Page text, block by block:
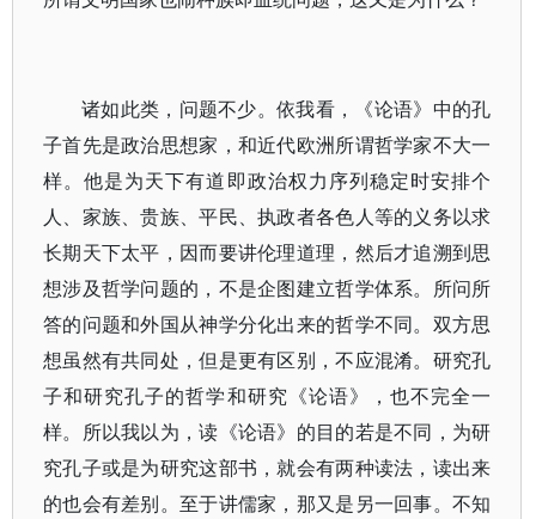
诸如此类，问题不少。依我看，《论语》中的孔
子首先是政治思想家，和近代欧洲所谓哲学家不大一
样。他是为天下有道即政治权力序列稳定时安排个
人、家族、贵族、平民、执政者各色人等的义务以求
长期天下太平，因而要讲伦理道理，然后才追溯到思
想涉及哲学问题的，不是企图建立哲学体系。所问所
答的问题和外国从神学分化出来的哲学不同。双方思
想虽然有共同处，但是更有区别，不应混淆。研究孔
子和研究孔子的哲学和研究《论语》，也不完全一
样。所以我以为，读《论语》的目的若是不同，为研
究孔子或是为研究这部书，就会有两种读法，读出来
的也会有差别。至于讲儒家，那又是另一回事。不知